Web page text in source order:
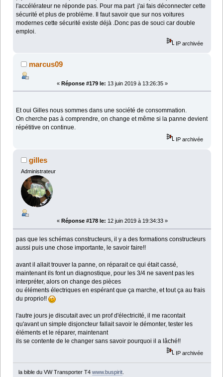
l'accélérateur ne réponde pas. Pour ma part j'ai fais déconnecter cette
sécurité et plus de problème. Il faut savoir que sur nos voitures
modernes cette sécurité existe déjà .Donc pas de souci car double
emploi.
IP archivée
marcus09
« Réponse #179 le: 13 juin 2019 à 13:26:35 »
Et oui Gilles nous sommes dans une société de consommation.
On cherche pas à comprendre, on change et même si la panne devient
répétitive on continue.
IP archivée
gilles
Administrateur
« Réponse #178 le: 12 juin 2019 à 19:34:33 »
pas que les schémas constructeurs, il y a des formations constructeurs
aussi puis une chose importante, le savoir faire!!
avant il allait trouver la panne, on réparait ce qui était cassé,
maintenant ils font un diagnostique, pour les 3/4 ne savent pas les
interpréter, alors on change des pièces
ou éléments électriques en espérant que ça marche, et tout ça au frais
du proprio!!
l'autre jours je discutait avec un prof d'électricité, il me racontait
qu'avant un simple disjoncteur fallait savoir le démonter, tester les
éléments et le réparer, maintenant
ils se contente de le changer sans savoir pourquoi il a lâché!!
IP archivée
la bible du VW Transporter T4 www.buspirit.